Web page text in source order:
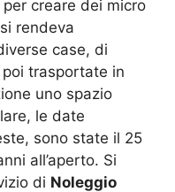
creare dei micro
rendeva
case, di
trasportate in
uno spazio
le date
sono state il 25
all’aperto. Si
di Noleggio